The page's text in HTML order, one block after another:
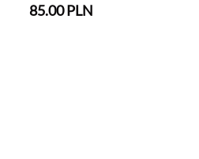
85.00 PLN